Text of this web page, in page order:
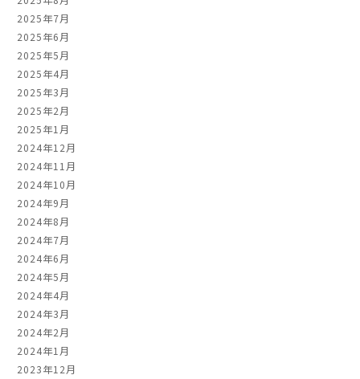
2025年7月
2025年6月
2025年5月
2025年4月
2025年3月
2025年2月
2025年1月
2024年12月
2024年11月
2024年10月
2024年9月
2024年8月
2024年7月
2024年6月
2024年5月
2024年4月
2024年3月
2024年2月
2024年1月
2023年12月